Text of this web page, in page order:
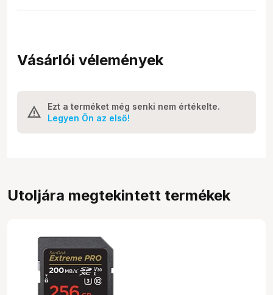
Vásárlói vélemények
Ezt a terméket még senki nem értékelte.
Legyen Ön az első!
Utoljára megtekintett termékek